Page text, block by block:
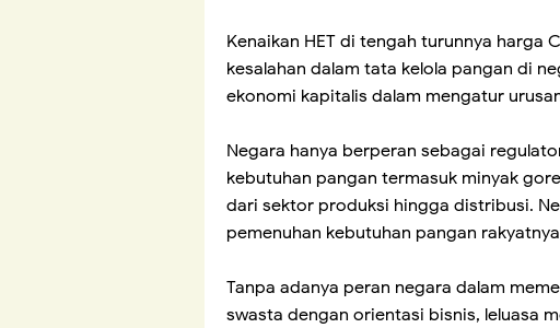
Kenaikan HET di tengah turunnya harga
kesalahan dalam tata kelola pangan di
ekonomi kapitalis dalam mengatur
Negara hanya berperan sebagai
kebutuhan pangan termasuk minyak
dari sektor produksi hingga distribusi.
pemenuhan kebutuhan pangan
Tanpa adanya peran negara dalam
swasta dengan orientasi bisnis, leluasa